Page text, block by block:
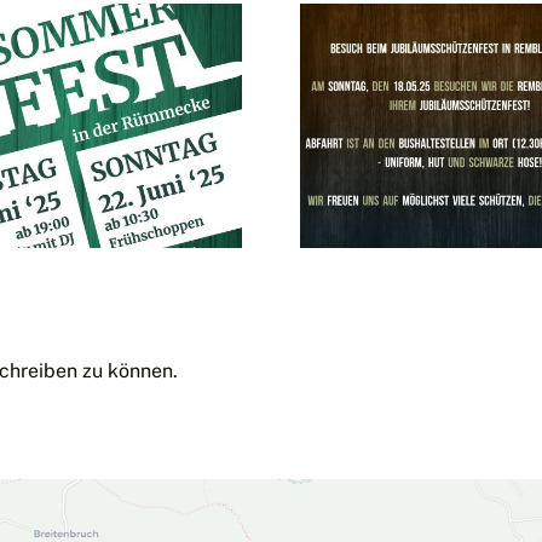
Besuch des
Jubiläumsschützenfestes
in
Remblinghausen
am 18.05.2025
zu können.